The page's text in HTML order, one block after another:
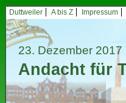
Duttweiler A bis Z Impressum
23. Dezember 2017
Andacht für